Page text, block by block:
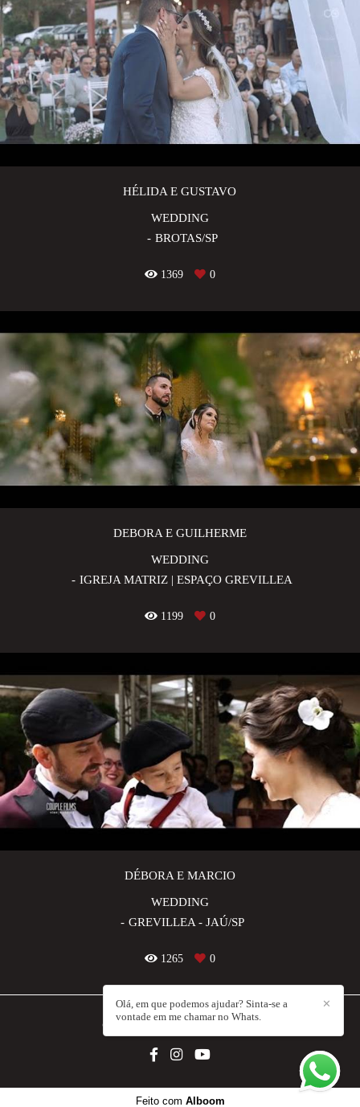
HÉLIDA E GUSTAVO
WEDDING
BROTAS/SP
1369 0
DEBORA E GUILHERME
WEDDING
IGREJA MATRIZ | ESPAÇO GREVILLEA
1199 0
DÉBORA E MARCIO
WEDDING
GREVILLEA - JAÚ/SP
1265 0
COUPLE FILMS
✕
Olá, em que podemos ajudar? Sinta-se a
vontade em me chamar no Whats.
Feito com Alboom